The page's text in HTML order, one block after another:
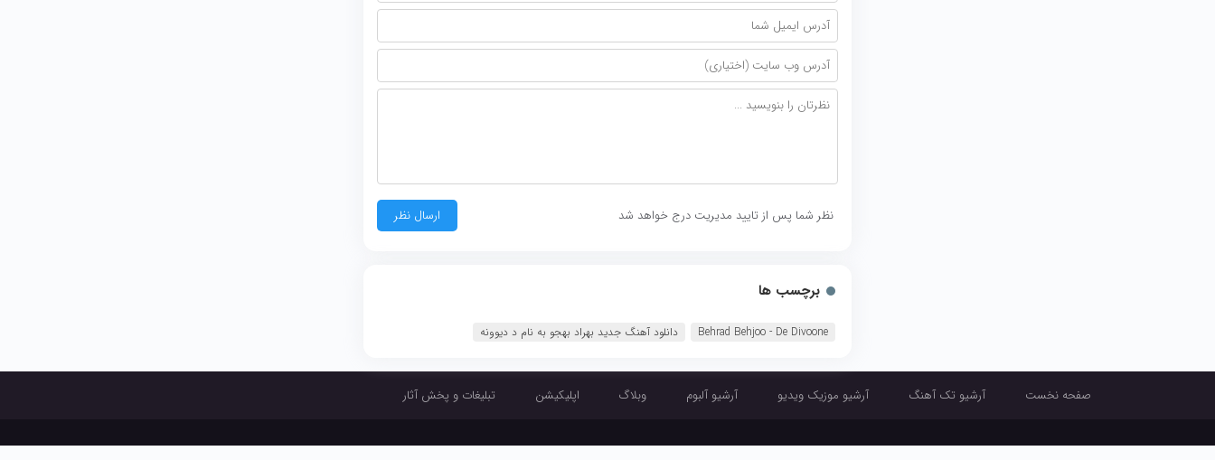
نظر شما پس از تایید مدیریت درج خواهد شد
برچسب ها
Behrad Behjoo - De Divoone‏ دانلود آهنگ جدید بهراد بهجو به نام د ديوونه
صفحه نخست آرشیو تک آهنگ آرشیو موزیک ویدیو آرشیو آلبوم وبلاگ اپلیکیشن تبلیغات و پخش آثار